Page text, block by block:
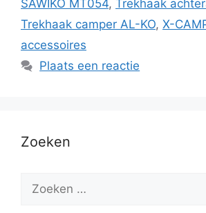
SAWIKO MT054, Trekhaak
Trekhaak camper AL-KO, X-
accessoires
Plaats een reactie
Zoeken
Zoek